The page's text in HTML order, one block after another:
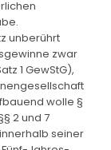
unberührt
zwar
1 GewStG),
wolle §
2 und 7
seiner